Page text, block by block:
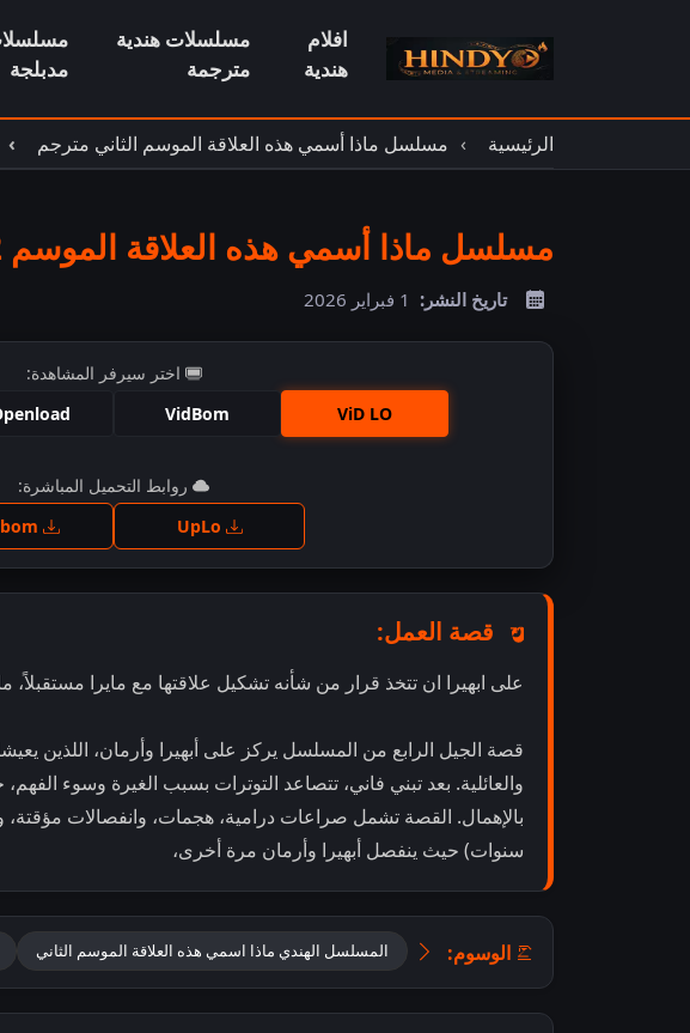
افلام
هندية
مسلسلات هندية
مترجمة
مدبلجة
الرئيسية مسلسل ماذا أسمي هذه العلاقة الموسم الثاني مترجم
مسلسل ماذا أسمي هذه العلاقة الموسم 2 الحلقة 1509 مترجم
تاريخ النشر: 1 فبراير 2026
اختر سيرفر المشاهدة:
ViD LO
VidBom
اضغط للمشاهدة
روابط التحميل المباشرة:
قصة العمل:
على ابهيرا ان تتخذ قرار من شأنه تشكيل علاقتها مع مايرا مستقبلاً،
قصة الجيل الرابع من المسلسل يركز على أبهيرا وأرمان، اللذين
والعائلية. بعد تبني فاني، تتصاعد التوترات بسبب الغيرة وسوء
سنوات) حيث ينفصل أبهيرا وأرمان مرة أخرى،
الوسوم: المسلسل الهندي ماذا اسمي هذه العلاقة الموسم الثاني